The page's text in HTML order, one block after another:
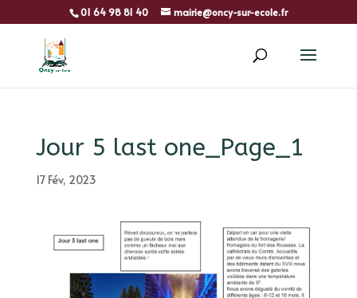
01 64 98 81 40 mairie@oncy-sur-ecole.fr
Jour 5 last one_Page_1
17 Fév, 2023